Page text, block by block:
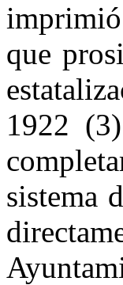
que
1922
sistema